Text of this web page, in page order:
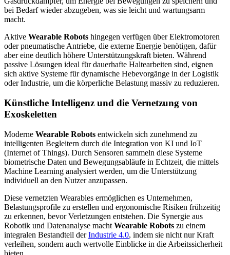
bei Bedarf wieder abzugeben, was sie leicht und wartungsarm
macht.
Aktive Wearable Robots hingegen verfügen über Elektromotoren
oder pneumatische Antriebe, die externe Energie benötigen, dafür
aber eine deutlich höhere Unterstützungskraft bieten. Während
passive Lösungen ideal für dauerhafte Haltearbeiten sind, eignen
sich aktive Systeme für dynamische Hebevorgänge in der Logistik
oder Industrie, um die körperliche Belastung massiv zu reduzieren.
Künstliche Intelligenz und die Vernetzung von
Exoskeletten
Moderne Wearable Robots entwickeln sich zunehmend zu
intelligenten Begleitern durch die Integration von KI und IoT
(Internet of Things). Durch Sensoren sammeln diese Systeme
biometrische Daten und Bewegungsabläufe in Echtzeit, die mittels
Machine Learning analysiert werden, um die Unterstützung
individuell an den Nutzer anzupassen.
Diese vernetzten Wearables ermöglichen es Unternehmen,
Belastungsprofile zu erstellen und ergonomische Risiken frühzeitig
zu erkennen, bevor Verletzungen entstehen. Die Synergie aus
Robotik und Datenanalyse macht Wearable Robots zu einem
integralen Bestandteil derIndustrie 4.0, indem sie nicht nur Kraft
verleihen, sondern auch wertvolle Einblicke in die Arbeitssicherheit
bieten.